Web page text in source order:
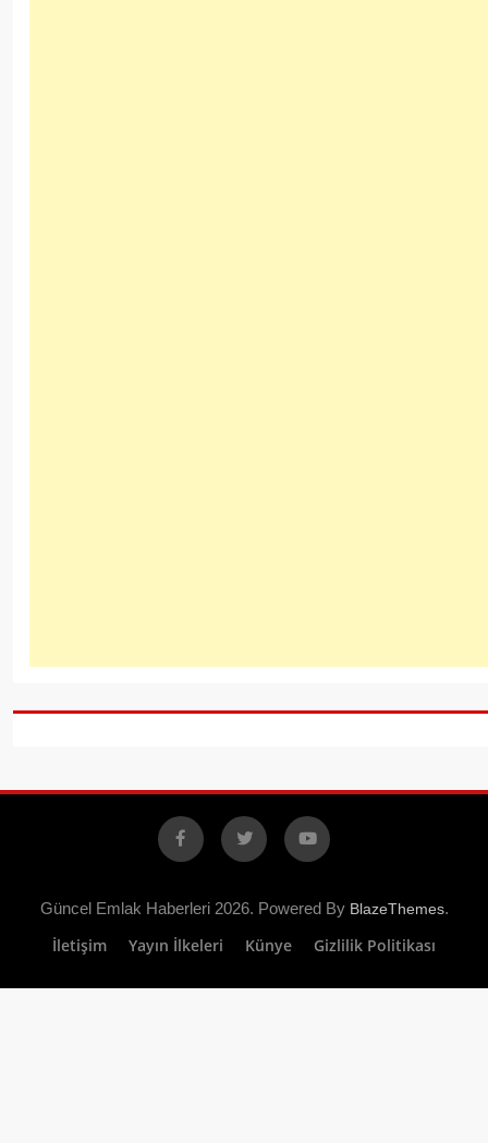
Facebook
X YouTube
Güncel Emlak Haberleri 2026. Powered By BlazeThemes.
İletişim Yayın İlkeleri Künye Gizlilik Politikası